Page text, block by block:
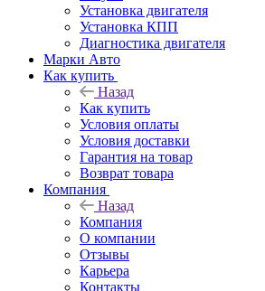
Установка двигателя
Установка КПП
Диагностика двигателя
Марки Авто
Как купить
Назад
Как купить
Условия оплаты
Условия доставки
Гарантия на товар
Возврат товара
Компания
Назад
Компания
О компании
Отзывы
Карьера
Контакты